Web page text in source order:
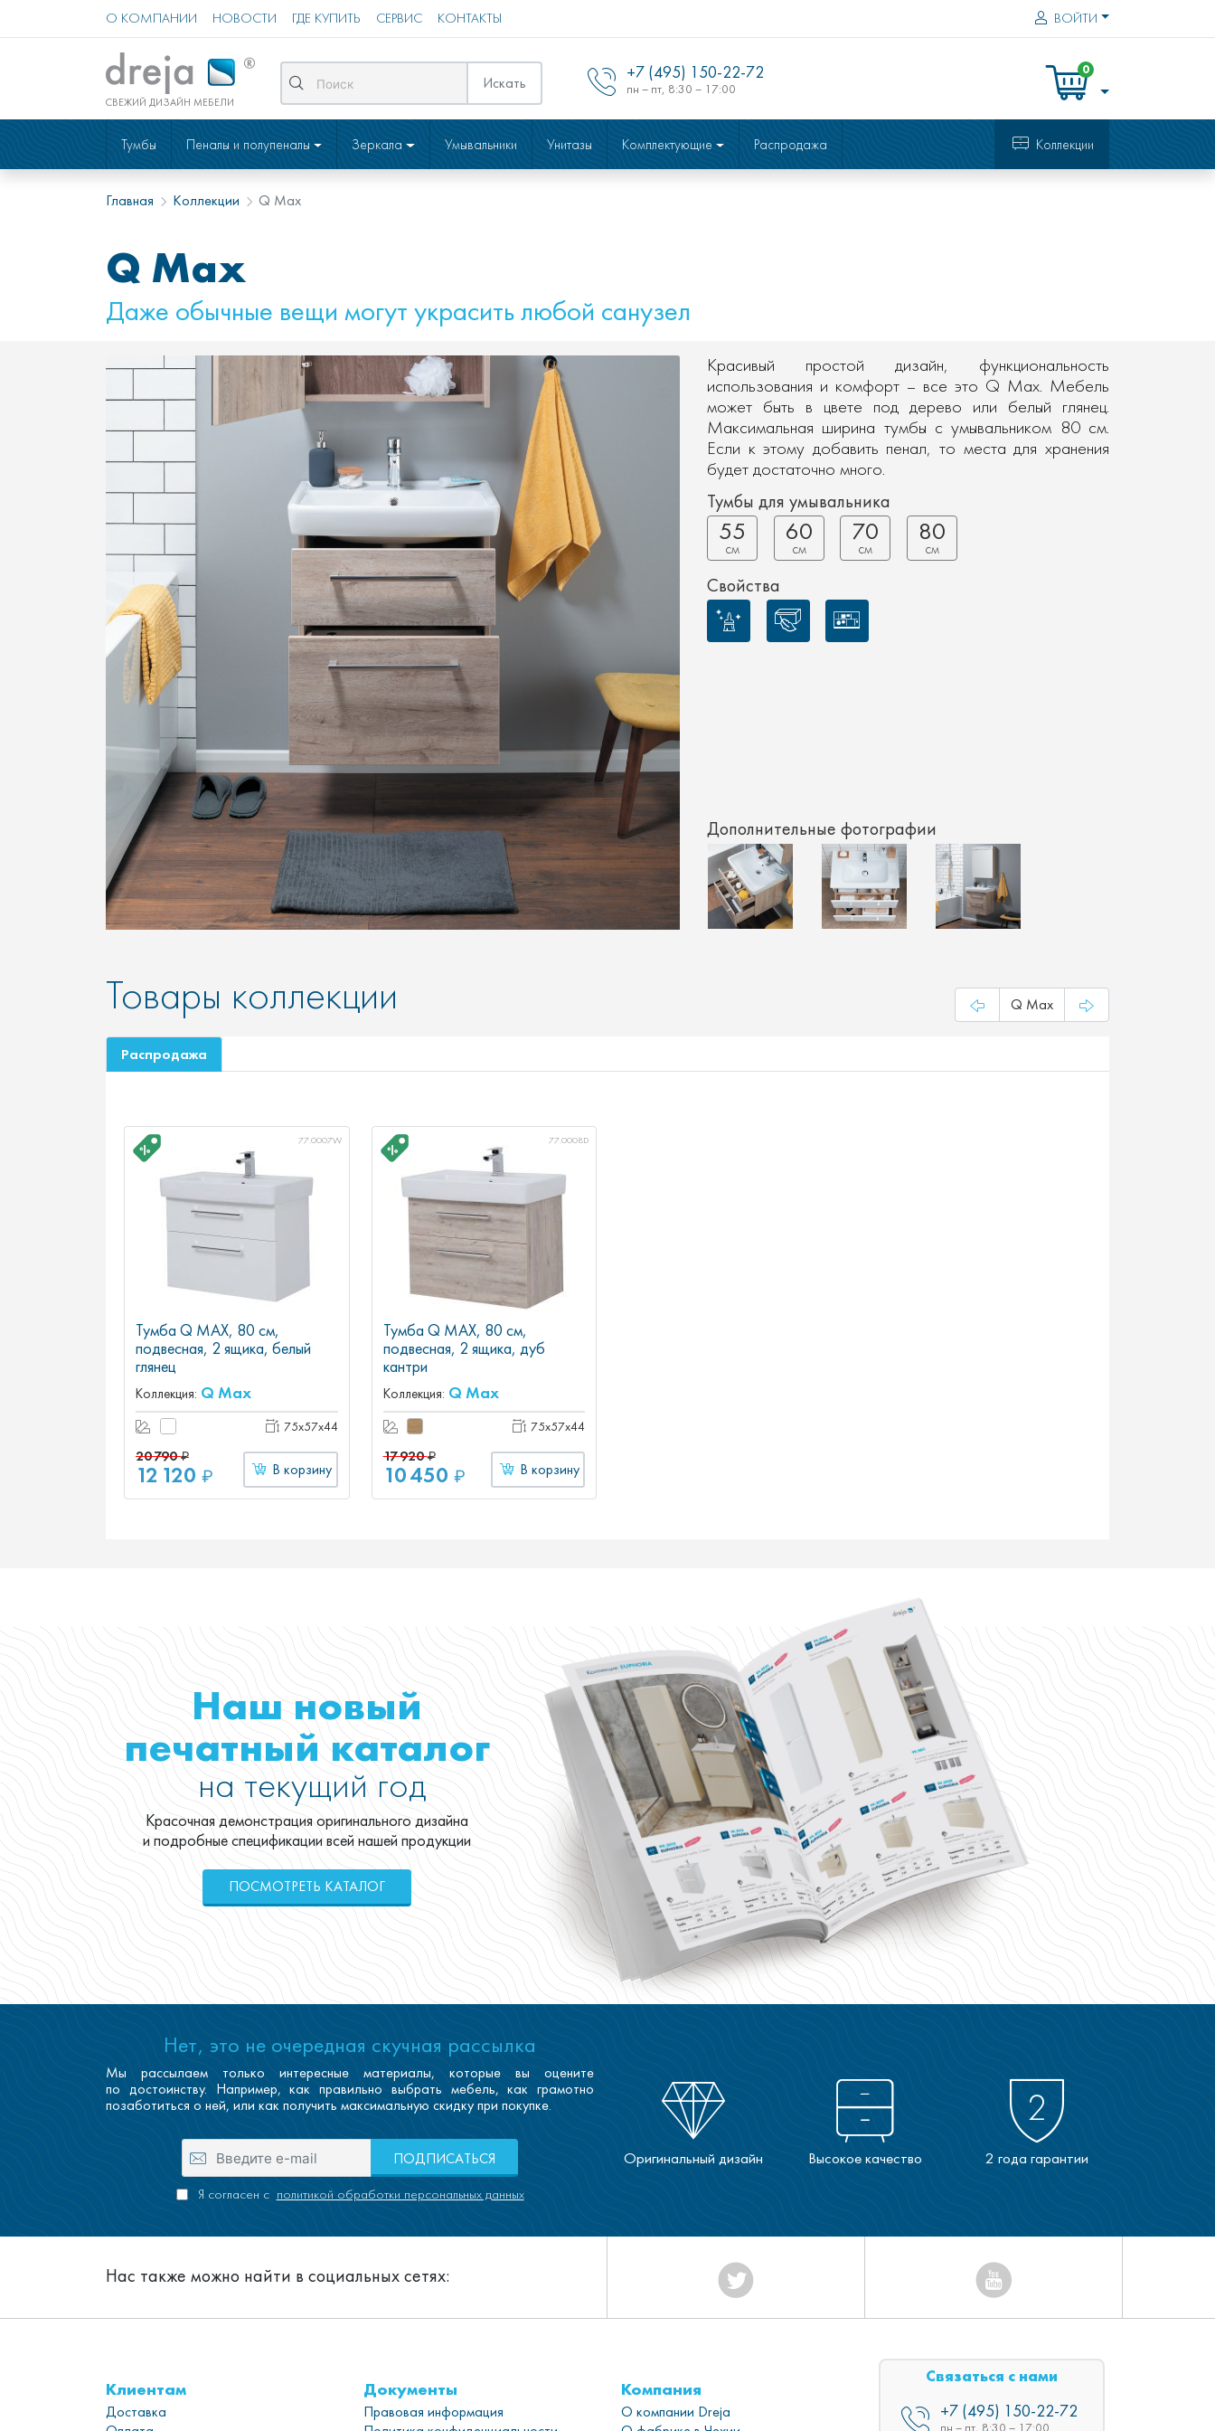
О КОМПАНИИ НОВОСТИ ГДЕ КУПИТЬ СЕРВИС КОНТАКТЫ ВОЙТИ
СВЕЖИЙ ДИЗАЙН МЕБЕЛИ
Искать
+7 (495) 150-22-72
пн – пт, 8:30 – 17:00
0
Тумбы Пеналы и полупеналы Зеркала Умывальники Унитазы Комплектующие Распродажа Коллекции
Главная Коллекции Q Max
Q Max
Даже обычные вещи могут украсить любой санузел
Красивый простой дизайн, функциональность
использования и комфорт – все это Q Max. Мебель
может быть в цвете под дерево или белый глянец.
Максимальная ширина тумбы с умывальником 80 см.
Если к этому добавить пенал, то места для хранения
будет достаточно много.
Тумбы для умывальника
55
см
60
см
70
см
80
см
Свойства
Дополнительные фотографии
Товары коллекции Q Max
Распродажа
77.0007W
Тумба Q MAX, 80 см,
подвесная, 2 ящика, белый
глянец
Коллекция: Q Max
75x57x44
20 790₽
12 120 ₽ В корзину
77.0008D
Тумба Q MAX, 80 см,
подвесная, 2 ящика, дуб
кантри
Коллекция: Q Max
75x57x44
17 920₽
10 450 ₽ В корзину
Наш новый
печатный каталог
на текущий год
Красочная демонстрация оригинального дизайна
и подробные спецификации всей нашей продукции
ПОСМОТРЕТЬ КАТАЛОГ
Нет, это не очередная скучная рассылка
Мы рассылаем только интересные материалы, которые вы оцените
по достоинству. Например, как правильно выбрать мебель, как грамотно
позаботиться о ней, или как получить максимальную скидку при покупке.
ПОДПИСАТЬСЯ
Я согласен с политикой обработки персональных данных
Оригинальный дизайн Высокое качество 2 года гарантии
Нас также можно найти в социальных сетях:
Клиентам
Доставка
Документы
Правовая информация
Компания
О компании Dreja
Связаться с нами
+7 (495) 150-22-72
пн – пт, 8:30 – 17:00